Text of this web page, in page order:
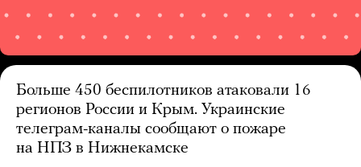
Больше 450 беспилотников атаковали 16
регионов России и Крым. Украинские
телеграм-каналы сообщают о пожаре
на НПЗ в Нижнекамске